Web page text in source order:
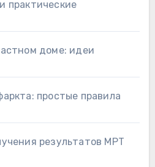
практические
доме: идеи
простые правила
результатов МРТ